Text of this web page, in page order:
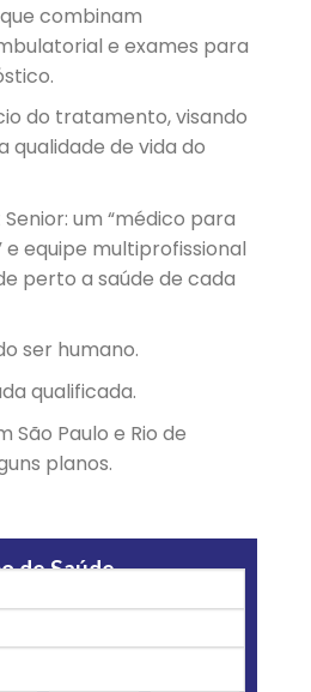
combinam
e exames para
do tratamento, visando
qualidade de vida do
um “médico para
e equipe multiprofissional
perto a saúde de cada
ser humano.
qualificada.
São Paulo e Rio de
planos.